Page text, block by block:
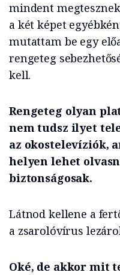
mindent
a két képet
mutattam be egy
rengeteg
kell.
Rengeteg olyan
nem tudsz ilyet
az okostelevíziók,
helyen lehet
biztonságosak.
Látnod kellene a
a zsarolóvírus
Oké, de akkor mit